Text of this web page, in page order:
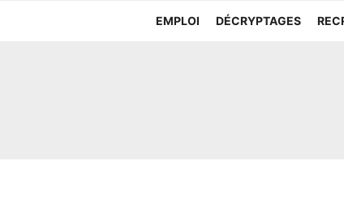
EMPLOI DÉCRYPTAGES